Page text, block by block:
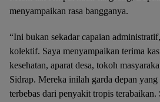
menyampaikan rasa bangganya.
“Ini bukan sekadar capaian
kolektif. Saya menyampaikan terima
kesehatan, aparat desa, tokoh
Sidrap. Mereka inilah garda depan
terbebas dari penyakit tropis